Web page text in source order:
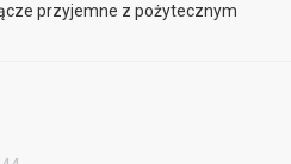
przyjemne z pożytecznym